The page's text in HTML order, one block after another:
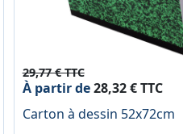
29,77 € TTC
À partir de28,32 € TTC
Carton à dessin 52x72cm